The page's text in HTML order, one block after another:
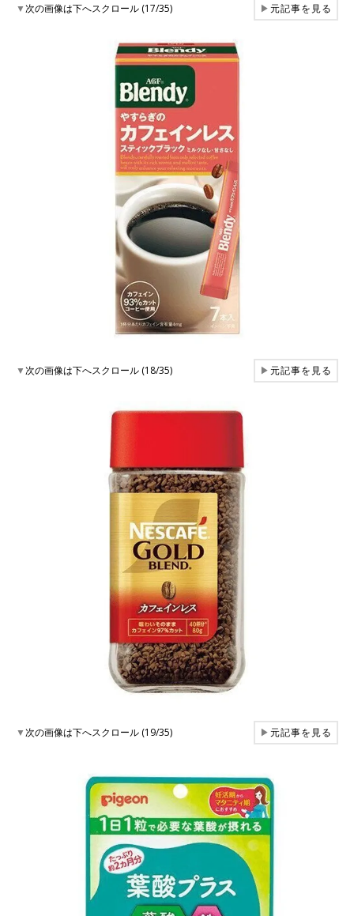
▼次の画像は下へスクロール (17/35) ▶元記事を見る
▼次の画像は下へスクロール (18/35) ▶元記事を見る
▼次の画像は下へスクロール (19/35) ▶元記事を見る